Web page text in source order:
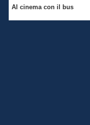
Al cinema con il bus